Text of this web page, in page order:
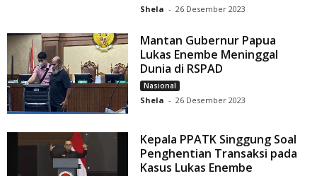
Shela - 26 Desember 2023
Mantan Gubernur Papua
Lukas Enembe Meninggal
Dunia di RSPAD
Nasional
Shela - 26 Desember 2023
Kepala PPATK Singgung Soal
Penghentian Transaksi pada
Kasus Lukas Enembe